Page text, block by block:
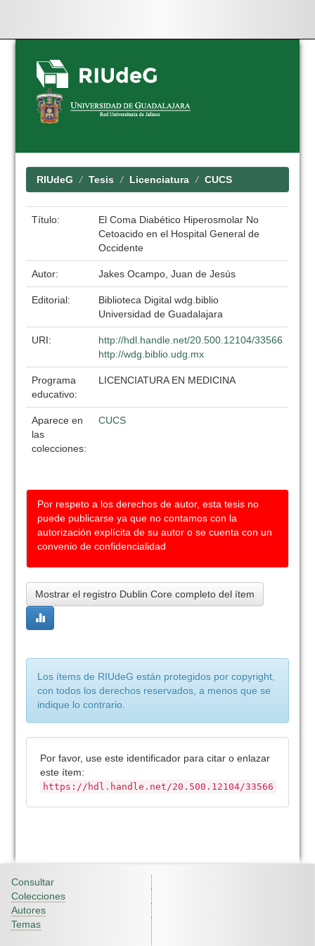
Skip
navigation
RIUdeG Tesis Licenciatura CUCS
Título:
El Coma Diabético Hiperosmolar No
Cetoacido en el Hospital General de
Occidente
Autor: Jakes Ocampo, Juan de Jesús
Editorial:
Biblioteca Digital wdg.biblio
Universidad de Guadalajara
URI:
http://hdl.handle.net/20.500.12104/33566
http://wdg.biblio.udg.mx
Programa
educativo:
LICENCIATURA EN MEDICINA
Aparece en
las
colecciones:
CUCS
Por respeto a los derechos de autor, esta tesis no
puede publicarse ya que no contamos con la
autorización explícita de su autor o se cuenta con un
convenio de confidencialidad
Mostrar el registro Dublin Core completo del ítem
Los ítems de RIUdeG están protegidos por copyright,
con todos los derechos reservados, a menos que se
indique lo contrario.
Por favor, use este identificador para citar o enlazar
este ítem:
https://hdl.handle.net/20.500.12104/33566
Consultar
Colecciones
Autores
Temas